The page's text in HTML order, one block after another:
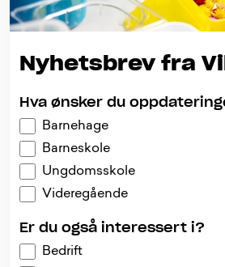
Nyhetsbrev fra
Hva ønsker du
Barnehage
Barneskole
Ungdomsskole
Videregående
Er du også interessert i?
Bedrift